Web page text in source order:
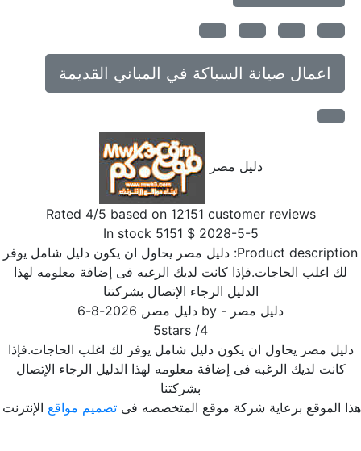
اعمال صيانة السباكة في المباني القديمة
دليل مصر
Rated4/5 based on12151customer reviews
2028-5-5
$
5151
In stock
Product دليل مصر يحاول ان يكون دليل شامل يوفر
لك اغلب الحاجات.فإذا كانت لديك الرغبه فى إضافة معلومه لهذا
الدليل الرجاء الإتصال بشركتنا
دليل مصر- by دليل مصر,
2026-8-6
/
5stars
مصر يحاول ان يكون دليل شامل يوفر لك اغلب الحاجات.فإذا
كانت لديك الرغبه فى إضافة معلومه لهذا الدليل الرجاء الإتصال
بشركتنا
الموقع برعاية شركة موقع المتخصصه فىتصميم مواقعالإنترنت